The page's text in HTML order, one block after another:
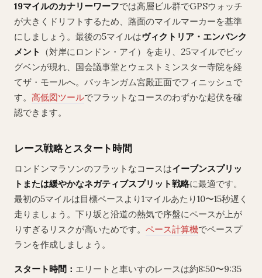
19マイルのカナリーワーフでは高層ビル群でGPSウォッチ
が大きくドリフトするため、路面のマイルマーカーを基準
にしましょう。最後の5マイルはヴィクトリア・エンバンク
メント
（対岸にロンドン・アイ）を走り、25マイルでビッ
グベンが現れ、国会議事堂とウェストミンスター寺院を経
てザ・モールへ。バッキンガム宮殿正面でフィニッシュで
す。 高低図ツールでフラットなコースのわずかな起伏を確
認できます。
レース戦略とスタート時間
ロンドンマラソンのフラットなコースはイーブンスプリッ
トまたは緩やかなネガティブスプリット戦略に最適です。
最初の5マイルは目標ペースより1マイルあたり10〜15秒遅く
走りましょう。下り坂と沿道の熱気で序盤にペースが上が
りすぎるリスクが高いためです。 ペース計算機でペースプ
ランを作成しましょう。
スタート時間： エリートと車いすのレースは約8:50〜9:35